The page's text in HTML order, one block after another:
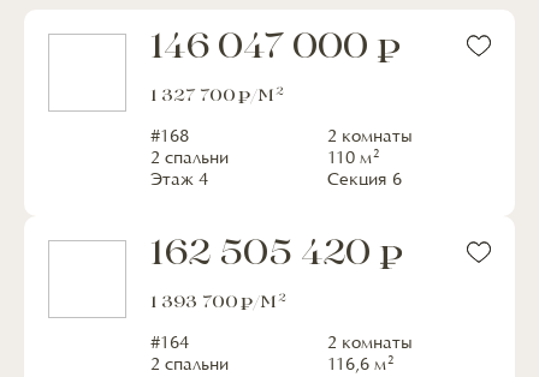
146 047 000
1 327 700 /М 2
#168
2 комнаты
2 спальни
110м2
Этаж 4 Секция 6
162 505 420
1 393 700 /М 2
#164
2 комнаты
2 спальни
116,6м2